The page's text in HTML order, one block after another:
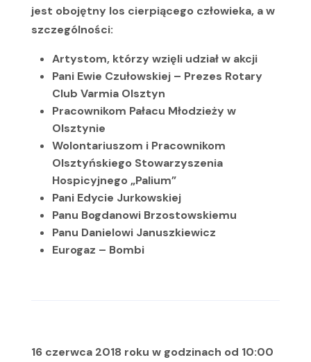
jest obojętny los cierpiącego człowieka, a w
szczególności:
Artystom, którzy wzięli udział w akcji
Pani Ewie Czułowskiej – Prezes Rotary
Club Varmia Olsztyn
Pracownikom Pałacu Młodzieży w
Olsztynie
Wolontariuszom i Pracownikom
Olsztyńskiego Stowarzyszenia
Hospicyjnego „Palium”
Pani Edycie Jurkowskiej
Panu Bogdanowi Brzostowskiemu
Panu Danielowi Januszkiewicz
Eurogaz – Bombi
16 czerwca 2018 roku w godzinach od 10:00